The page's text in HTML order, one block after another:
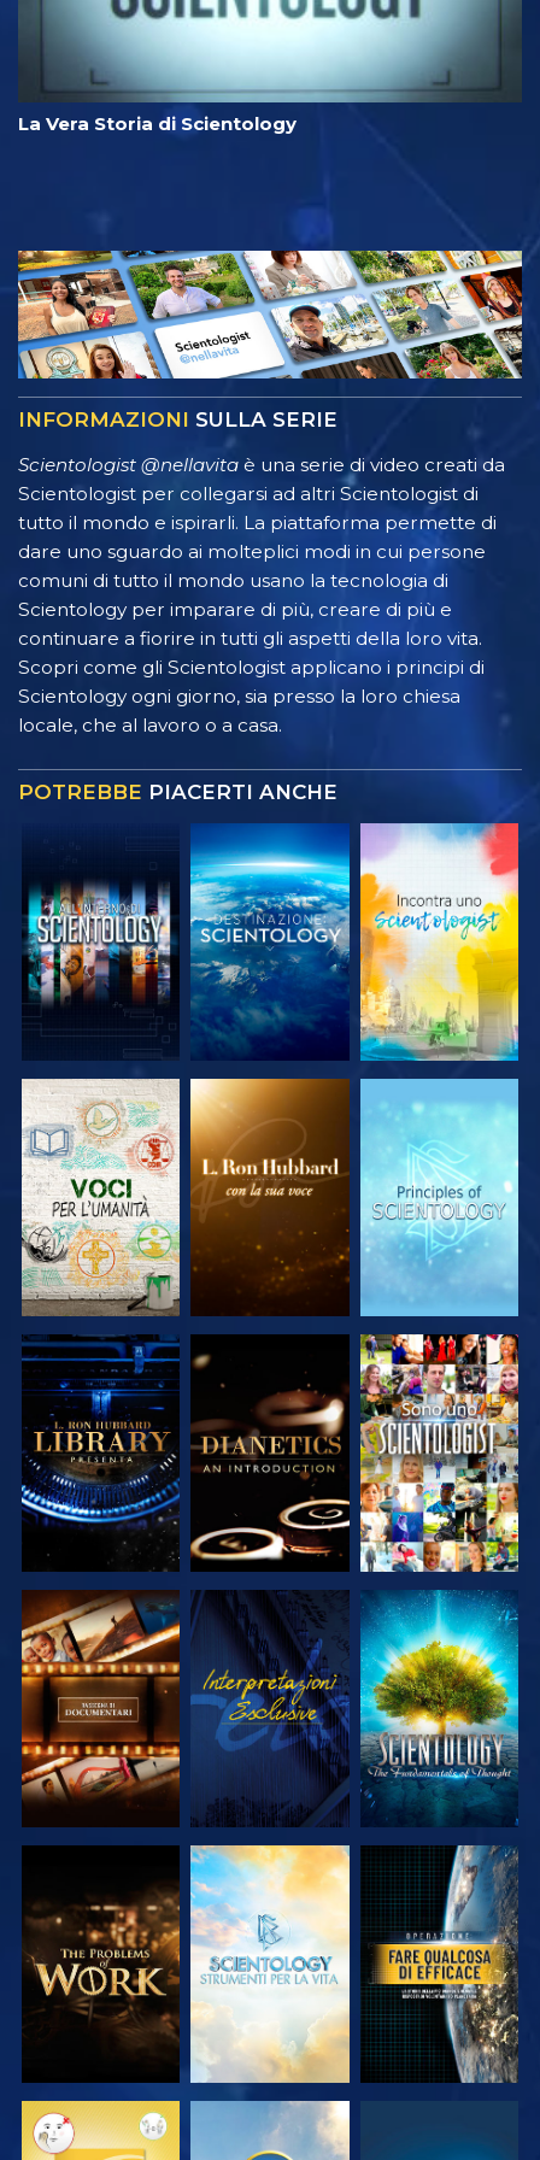
La Vera Storia di Scientology
INFORMAZIONI SULLA SERIE
Scientologist @nellavita è una serie di video creati da
Scientologist per collegarsi ad altri Scientologist di
tutto il mondo e ispirarli. La piattaforma permette di
dare uno sguardo ai molteplici modi in cui persone
comuni di tutto il mondo usano la tecnologia di
Scientology per imparare di più, creare di più e
continuare a fiorire in tutti gli aspetti della loro vita.
Scopri come gli Scientologist applicano i principi di
Scientology ogni giorno, sia presso la loro chiesa
locale, che al lavoro o a casa.
POTREBBE PIACERTI ANCHE
ESPLORA LE
SERIE
ESPLORA LE
SERIE
ESPLORA LE
SERIE
ESPLORA LE
SERIE
ESPLORA LE
SERIE
GUARDA
ESPLORA LE
SERIE
GUARDA
ESPLORA LE
SERIE
ESPLORA LE
SERIE
ESPLORA LE
SERIE
GUARDA